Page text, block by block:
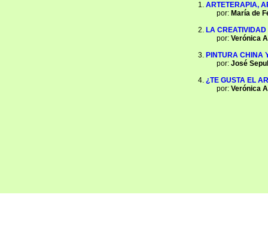
ARTETERAPIA,
por: María de
LA
por: Verónica
PINTURA CHINA
por: José
¿TE GUSTA EL
por: Verónica